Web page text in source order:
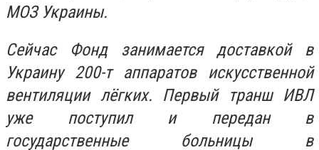
МОЗ Украины.
Сейчас Фонд занимается доставкой в
Украину 200-т аппаратов искусственной
вентиляции лёгких. Первый транш ИВЛ
уже поступил и передан в
государственные больницы в